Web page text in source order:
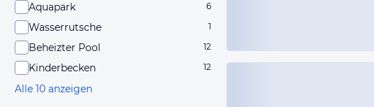
Aquapark 6
Wasserrutsche 1
Beheizter Pool 12
Kinderbecken 12
Alle 10 anzeigen